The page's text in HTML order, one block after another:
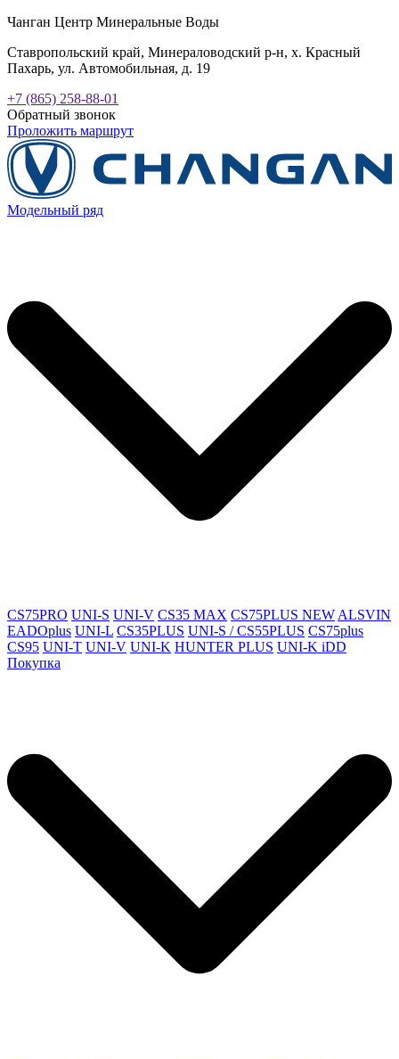
Чанган Центр Минеральные Воды
Ставропольский край, Минераловодский р-н, х. Красный
Пахарь, ул. Автомобильная, д. 19
+7 (865) 258-88-01
Обратный звонок
Проложить маршрут
Модельный ряд
CS75PRO UNI-S UNI-V CS35 MAX CS75PLUS NEW ALSVIN
EADOplus UNI-L CS35PLUS UNI-S / CS55PLUS CS75plus
CS95 UNI-T UNI-V UNI-K HUNTER PLUS UNI-K iDD
Покупка